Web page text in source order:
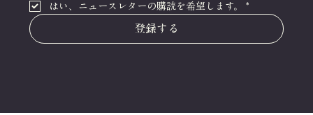
はい、ニュースレターの購読を希望します。 *
登録する